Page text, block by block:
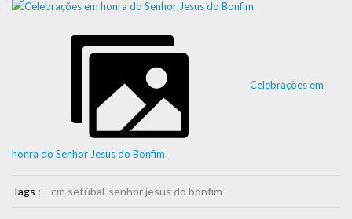
Celebrações em
honra do Senhor Jesus do Bonfim
Tags : cm setúbal senhor jesus do bonfim